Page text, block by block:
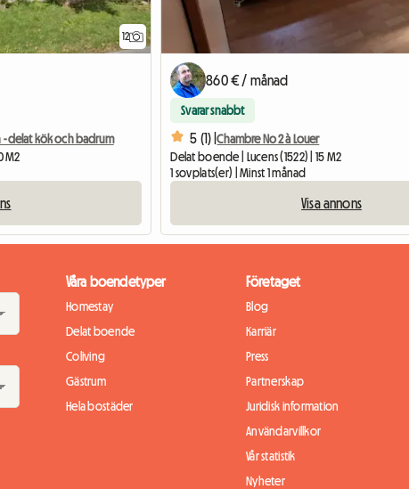
12
- delat kök och badrum
M2
860 € / månad
Svarar snabbt
5 (1) |Chambre No 2 à Louer
Delat boende | Lucens (1522) | 15 M2
1 sovplats(er) | Minst 1 månad
Visa annons
Våra boendetyper
Homestay
Delat boende
Coliving
Gästrum
Hela bostäder
Företaget
Blog
Karriär
Press
Partnerskap
Juridisk information
Användarvillkor
Vår statistik
Nyheter